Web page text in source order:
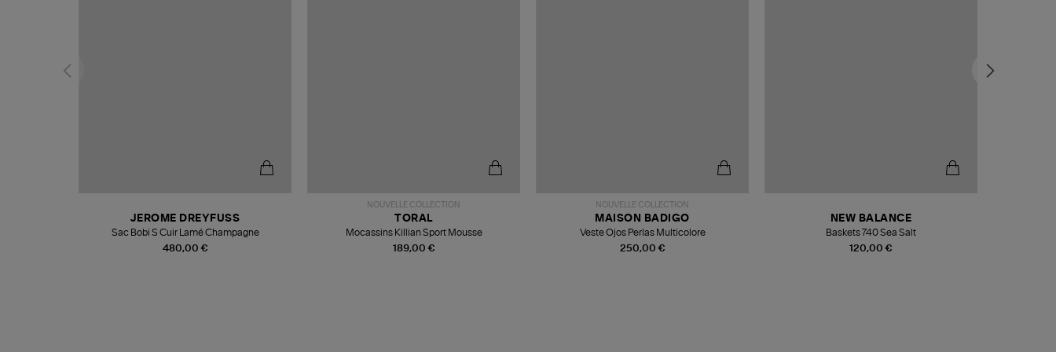
480,00 €
JEROME DREYFUSS
Sac Bobi S Cuir Lamé Champagne
NOUVELLE COLLECTION
189,00 €
TORAL
Mocassins Killian Sport Mousse
NOUVELLE COLLECTION
250,00 €
MAISON BADIGO
Veste Ojos Perlas Multicolore
120,00 €
NEW BALANCE
Baskets 740 Sea Salt